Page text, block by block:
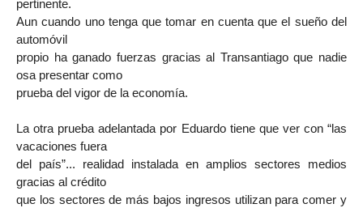
pertinente.
Aun cuando uno tenga que tomar en cuenta que el sueño del
automóvil
propio ha ganado fuerzas gracias al Transantiago que nadie
osa presentar como
prueba del vigor de la economía.
La otra prueba adelantada por Eduardo tiene que ver con “las
vacaciones fuera
del país”... realidad instalada en amplios sectores medios
gracias al crédito
que los sectores de más bajos ingresos utilizan para comer y